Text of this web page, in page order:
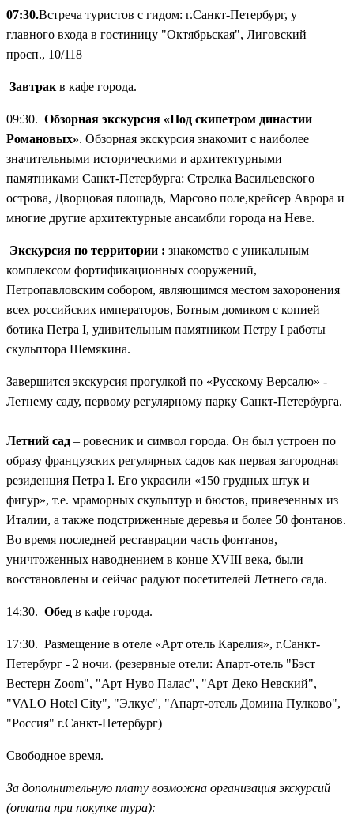
Оптимальная продолжительность— ровно столько, чтобы
увидеть главное и увезти максимум впечатлений.
07:30.Встреча туристов с гидом: г.Санкт-Петербург, у
главного входа в гостиницу "Октябрьская", Лиговский
просп., 10/118
Завтрак в кафе города.
09:30. Обзорная экскурсия «Под скипетром династии
Романовых». Обзорная экскурсия знакомит с наиболее
значительными историческими и архитектурными
памятниками Санкт-Петербурга: Стрелка Васильевского
острова, Дворцовая площадь, Марсово поле,крейсер Аврора и
многие другие архитектурные ансамбли города на Неве.
Экскурсия по территории : знакомство с уникальным
комплексом фортификационных сооружений,
Петропавловским собором, являющимся местом захоронения
всех российских императоров, Ботным домиком с копией
ботика Петра I, удивительным памятником Петру I работы
скульптора Шемякина.
Завершится экскурсия прогулкой по «Русскому Версалю» -
Летнему саду, первому регулярному парку Санкт-Петербурга.
Летний сад – ровесник и символ города. Он был устроен по
образу французских регулярных садов как первая загородная
резиденция Петра I. Его украсили «150 грудных штук и
фигур», т.е. мраморных скульптур и бюстов, привезенных из
Италии, а также подстриженные деревья и более 50 фонтанов.
Во время последней реставрации часть фонтанов,
уничтоженных наводнением в конце XVIII века, были
восстановлены и сейчас радуют посетителей Летнего сада.
14:30. Обед в кафе города.
17:30. Размещение в отеле «Арт отель Карелия», г.Санкт-
Петербург - 2 ночи. (резервные отели: Апарт-отель "Бэст
Вестерн Zoom", "Арт Нуво Палас", "Арт Деко Невский",
"VALO Hotel City", "Элкус", "Апарт-отель Домина Пулково",
"Россия" г.Санкт-Петербург)
Свободное время.
За дополнительную плату возможна организация экскурсий
(оплата при покупке тура):